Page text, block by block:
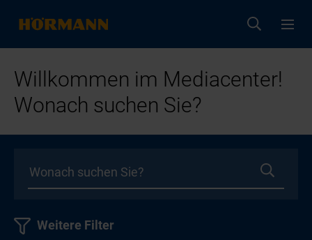
Willkommen im Mediacenter!
Wonach suchen Sie?
Weitere Filter